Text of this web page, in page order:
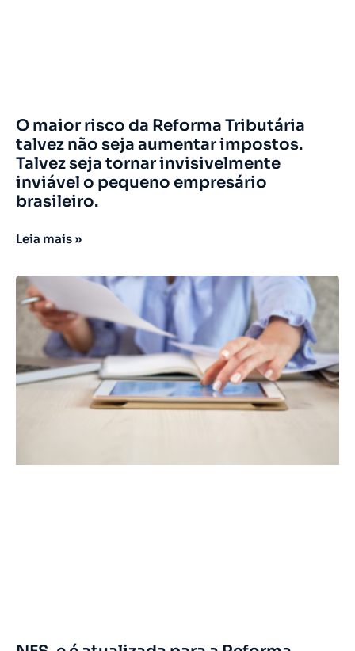
O maior risco da Reforma Tributária
talvez não seja aumentar impostos.
Talvez seja tornar invisivelmente
inviável o pequeno empresário
brasileiro.
Leia mais »